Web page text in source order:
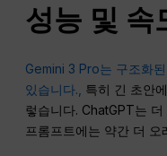
성능 및 속
Gemini 3 Pro는 구조화
있습니다., 특히 긴 초안
렇습니다. ChatGPT는
프롬프트에는 약간 더 오